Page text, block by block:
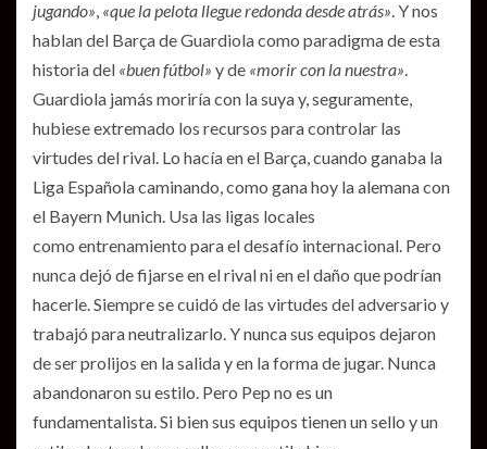
jugando», «que la pelota llegue redonda desde atrás». Y nos
hablan del Barça de Guardiola como paradigma de esta
historia del «buen fútbol» y de «morir con la nuestra».
Guardiola jamás moriría con la suya y, seguramente,
hubiese extremado los recursos para controlar las
virtudes del rival. Lo hacía en el Barça, cuando ganaba la
Liga Española caminando, como gana hoy la alemana con
el Bayern Munich. Usa las ligas locales
como entrenamiento para el desafío internacional. Pero
nunca dejó de fijarse en el rival ni en el daño que podrían
hacerle. Siempre se cuidó de las virtudes del adversario y
trabajó para neutralizarlo. Y nunca sus equipos dejaron
de ser prolijos en la salida y en la forma de jugar. Nunca
abandonaron su estilo. Pero Pep no es un
fundamentalista. Si bien sus equipos tienen un sello y un